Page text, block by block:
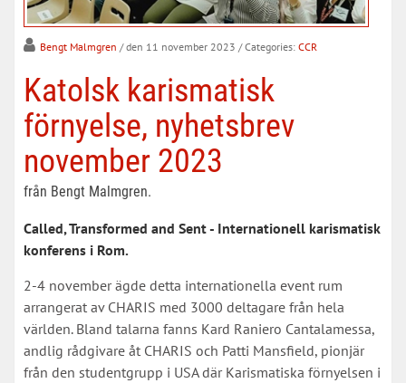
Bengt Malmgren / den 11 november 2023 / Categories: CCR
Katolsk karismatisk
förnyelse, nyhetsbrev
november 2023
från Bengt Malmgren.
Called, Transformed and Sent - Internationell karismatisk
konferens i Rom.
2-4 november ägde detta internationella event rum
arrangerat av CHARIS med 3000 deltagare från hela
världen. Bland talarna fanns Kard Raniero Cantalamessa,
andlig rådgivare åt CHARIS och Patti Mansfield, pionjär
från den studentgrupp i USA där Karismatiska förnyelsen i